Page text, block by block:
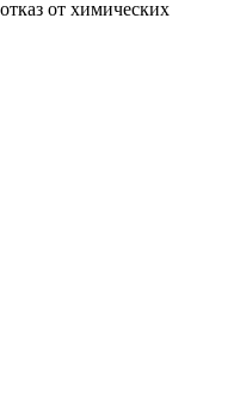
от химических